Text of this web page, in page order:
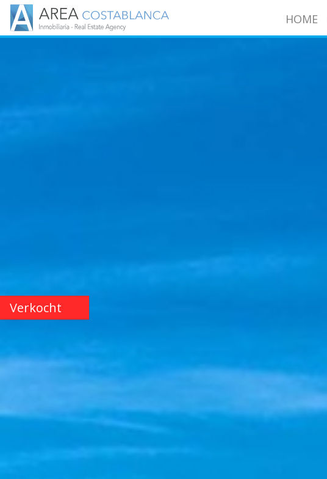
HOME
Verkocht